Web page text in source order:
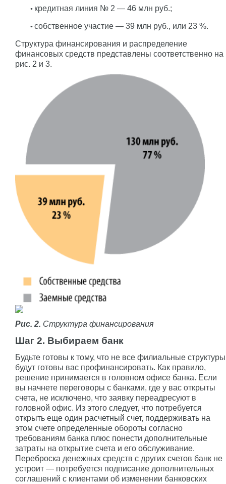
кредитная линия № 2 — 46 млн руб.;
собственное участие — 39 млн руб., или 23 %.
Структура финансирования и распределение
финансовых средств представлены соответственно на
рис. 2 и 3.
Рис. 2. Структура финансирования
Шаг 2. Выбираем банк
Будьте готовы к тому, что не все филиальные структуры
будут готовы вас профинансировать. Как правило,
решение принимается в головном офисе банка. Если
вы начнете переговоры с банками, где у вас открыты
счета, не исключено, что заявку переадресуют в
головной офис. Из этого следует, что потребуется
открыть еще один расчетный счет, поддерживать на
этом счете определенные обороты согласно
требованиям банка плюс понести дополнительные
затраты на открытие счета и его обслуживание.
Переброска денежных средств с других счетов банк не
устроит — потребуется подписание дополнительных
соглашений с клиентами об изменении банковских